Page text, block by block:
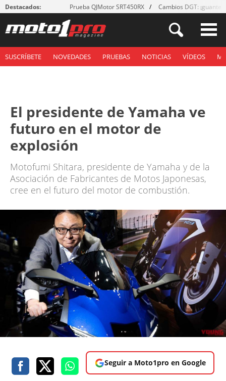
Destacados: Prueba QJMotor SRT450RX Cambios DGT: ¡guantes!
SUSCRÍBETE NOVEDADES PRUEBAS NOTICIAS VÍDEOS
El presidente de Yamaha ve
futuro en el motor de
explosión
Motofumi Shitara, presidente de Yamaha y de la
Asociación de Fabricantes de Motos Japonesas,
cree en el futuro del motor de combustión.
Seguir a Moto1pro en Google